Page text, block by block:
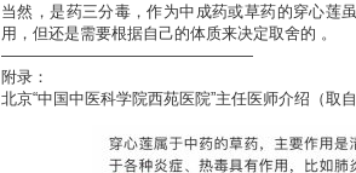
当然，是药三分毒，作为中成药或草药的穿心莲
用，但还是需要根据自己的体质来决定取舍的 。
————————————————
附录：
北京“中国中医科学院西苑医院”主任医师介绍（取